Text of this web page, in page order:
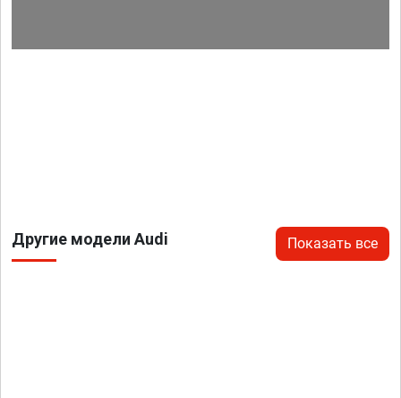
Другие модели Audi Показать все